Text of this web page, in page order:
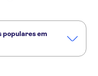
populares em